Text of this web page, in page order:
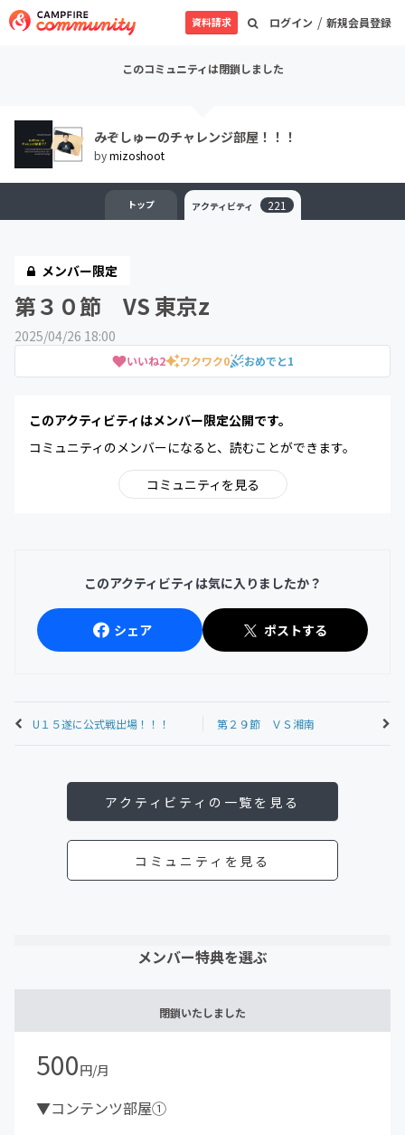
ログイン / 新規会員登録
資料請求
このコミュニティは閉鎖しました
みぞしゅーのチャレンジ部屋！！！
bymizoshoot
トップ アクティビティ 221
メンバー限定
第３０節 VS 東京z
2025/04/26 18:00
いいね2 ワクワク0 おめでと1
このアクティビティはメンバー限定公開です。
コミュニティのメンバーになると、読むことができます。
コミュニティを見る
このアクティビティは気に入りましたか？
シェア ポストする
U１５遂に公式戦出場！！！ 第２９節 ＶＳ湘南
アクティビティの一覧を見る
コミュニティを見る
メンバー特典を選ぶ
閉鎖いたしました
500円/月
▼コンテンツ部屋①